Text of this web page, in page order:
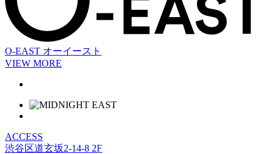
O-EAST オーイースト
VIEW MORE
ACCESS
渋谷区道玄坂2-14-8 2F